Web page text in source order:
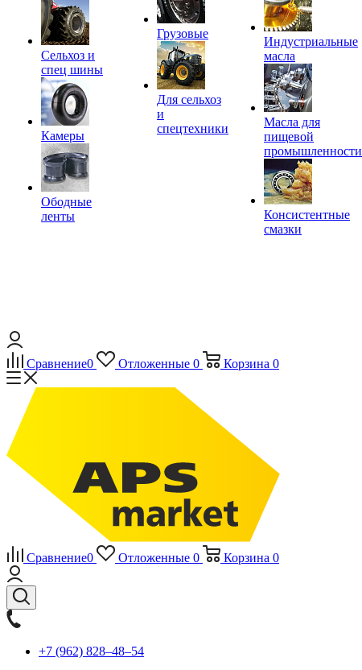
Сельхоз и
спец шины
Камеры
Ободные
ленты
Грузовые
Для сельхоз
и
спецтехники
Индустриальные
масла
Масла для
пищевой
промышленности
Консистентные
смазки
Сравнение0 Отложенные 0 Корзина 0
Сравнение0 Отложенные 0 Корзина 0
+7 (962) 828‒48‒54